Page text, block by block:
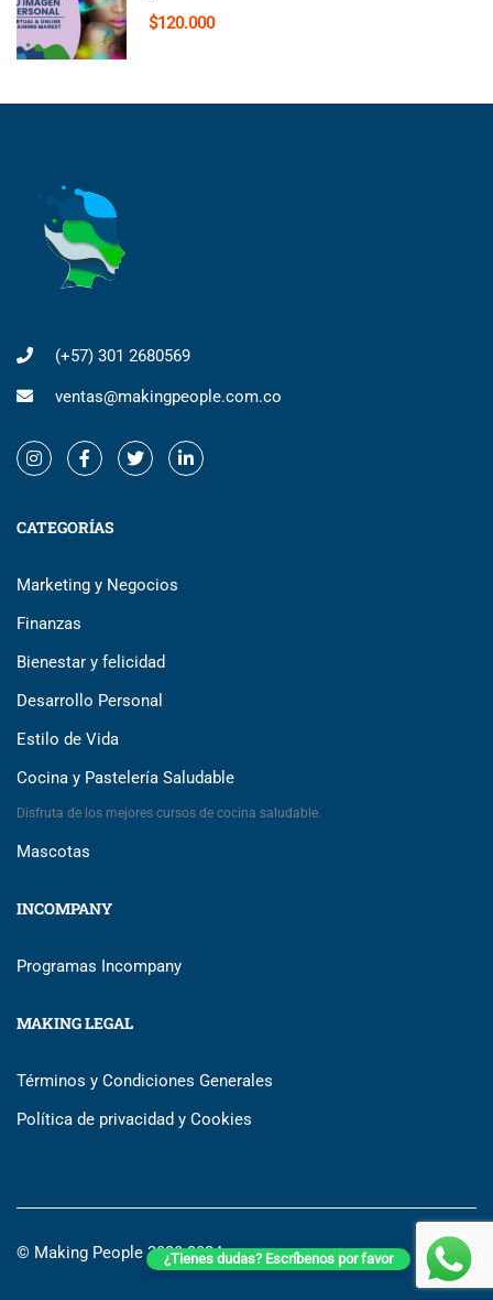
$120.000
(+57) 301 2680569
ventas@makingpeople.com.co
CATEGORÍAS
Marketing y Negocios
Finanzas
Bienestar y felicidad
Desarrollo Personal
Estilo de Vida
Cocina y Pastelería Saludable
Disfruta de los mejores cursos de cocina saludable.
Mascotas
INCOMPANY
Programas Incompany
MAKING LEGAL
Términos y Condiciones Generales
Política de privacidad y Cookies
© Making People 2020-2024¿Tienes dudas? Escríbenos por favor